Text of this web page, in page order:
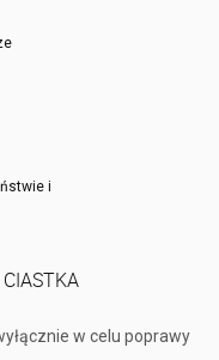
i
w celu poprawy